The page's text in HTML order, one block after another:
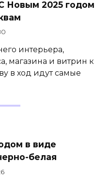
Новым 2025 годом
интерьера,
магазина и витрин к
в ход идут самые
в виде
белая